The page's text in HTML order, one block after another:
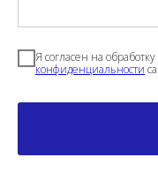
Я согласен на
конфиденциальности